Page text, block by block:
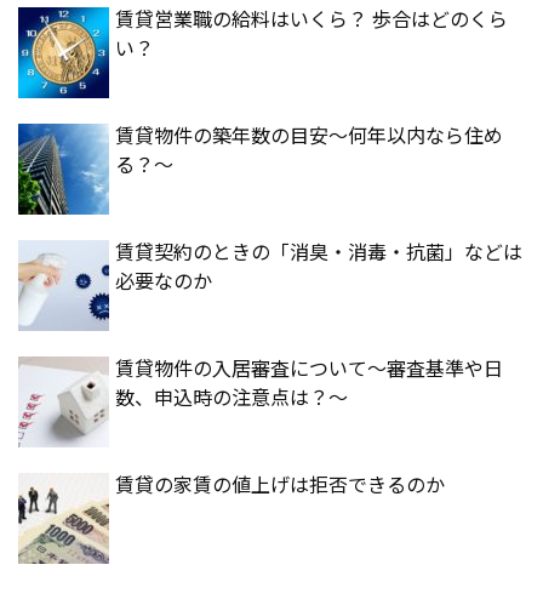
賃貸営業職の給料はいくら？ 歩合はどのくら
い？
賃貸物件の築年数の目安～何年以内なら住め
る？～
賃貸契約のときの「消臭・消毒・抗菌」などは
必要なのか
賃貸物件の入居審査について～審査基準や日
数、申込時の注意点は？～
賃貸の家賃の値上げは拒否できるのか